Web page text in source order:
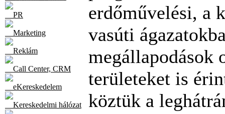
PR
Marketing
Reklám
Call Center, CRM
eKereskedelem
Kereskedelmi hálózat
erdőművelési, a
vasúti
megállapodások
területeket is
köztük a